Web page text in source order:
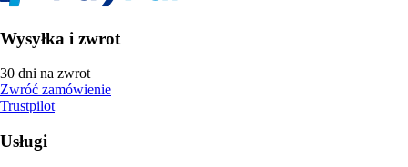
Wysyłka i zwrot
30 dni na zwrot
Zwróć zamówienie
Trustpilot
Usługi